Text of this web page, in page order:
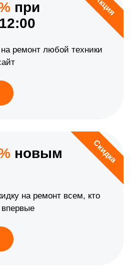
Акция
при
ремонт любой техники
Скидка
новым
на ремонт всем, кто